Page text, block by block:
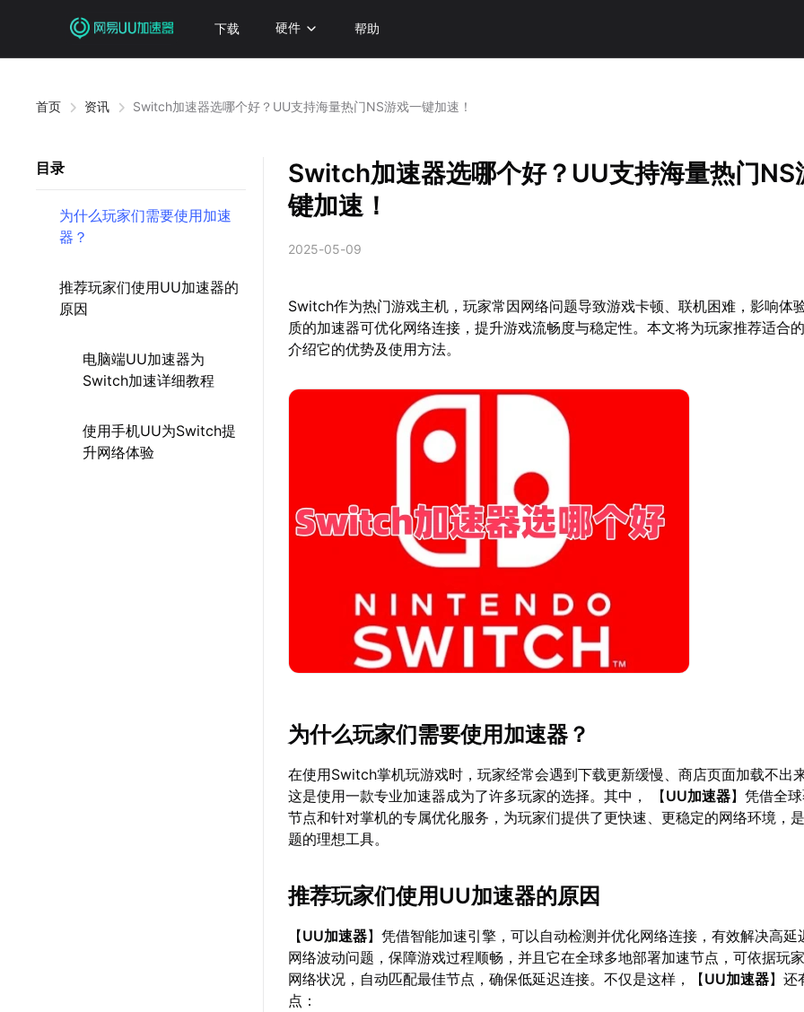
下载 硬件 帮助
首页 资讯 Switch加速器选哪个好？UU支持海量热门NS游戏一键加速！
目录
为什么玩家们需要使用加速
器？
推荐玩家们使用UU加速器的
原因
电脑端UU加速器为
Switch加速详细教程
使用手机UU为Switch提
升网络体验
Switch加速器选哪个好？UU支持海量热门NS
键加速！
2025-05-09
Switch作为热门游戏主机，玩家常因网络问题导致游戏卡顿、联机困难，影响体
质的加速器可优化网络连接，提升游戏流畅度与稳定性。本文将为玩家推荐适合
介绍它的优势及使用方法。
为什么玩家们需要使用加速器？
在使用Switch掌机玩游戏时，玩家经常会遇到下载更新缓慢、商店页面加载不出
这是使用一款专业加速器成为了许多玩家的选择。其中， 【UU加速器】凭借全
节点和针对掌机的专属优化服务，为玩家们提供了更快速、更稳定的网络环境，
题的理想工具。
推荐玩家们使用UU加速器的原因
【UU加速器】凭借智能加速引擎，可以自动检测并优化网络连接，有效解决高延
网络波动问题，保障游戏过程顺畅，并且它在全球多地部署加速节点，可依据玩
网络状况，自动匹配最佳节点，确保低延迟连接。不仅是这样，【UU加速器】还
点：